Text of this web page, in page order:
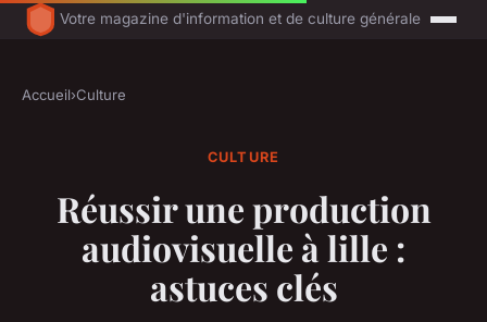
Votre magazine d'information et de culture générale
Accueil›Culture
CULTURE
Réussir une production
audiovisuelle à lille :
astuces clés